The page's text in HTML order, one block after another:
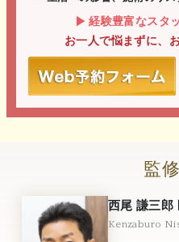
経験豊富なスタ
お一人で悩まずに、
監
西尾 謙三郎
Kenzaburo